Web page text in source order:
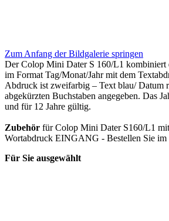
Zum Anfang der Bildgalerie springen
Der Colop Mini Dater S 160/L1 kombiniert
im Format Tag/Monat/Jahr mit dem
Abdruck ist zweifarbig – Text blau/ Datum
abgekürzten Buchstaben angegeben. Das
und für 12 Jahre gültig.
Zubehör für Colop Mini Dater S160/L1
Wortabdruck EINGANG - Bestellen Sie im
Für Sie ausgewählt